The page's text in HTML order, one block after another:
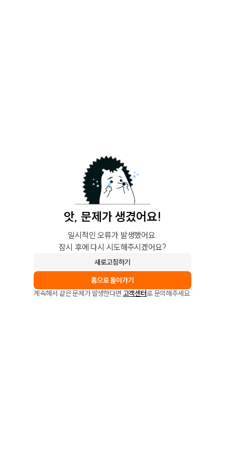
앗, 문제가 생겼어요!
일시적인 오류가 발생했어요.
잠시 후에 다시 시도해주시겠어요?
새로고침하기
홈으로 돌아가기
계속해서 같은 문제가 발생한다면 고객센터로 문의해주세요.